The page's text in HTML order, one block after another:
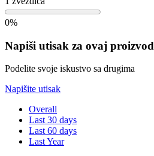
0%
Napiši utisak za ovaj proizvod
Podelite svoje iskustvo sa drugima
Napišite utisak
Overall
Last 30 days
Last 60 days
Last Year